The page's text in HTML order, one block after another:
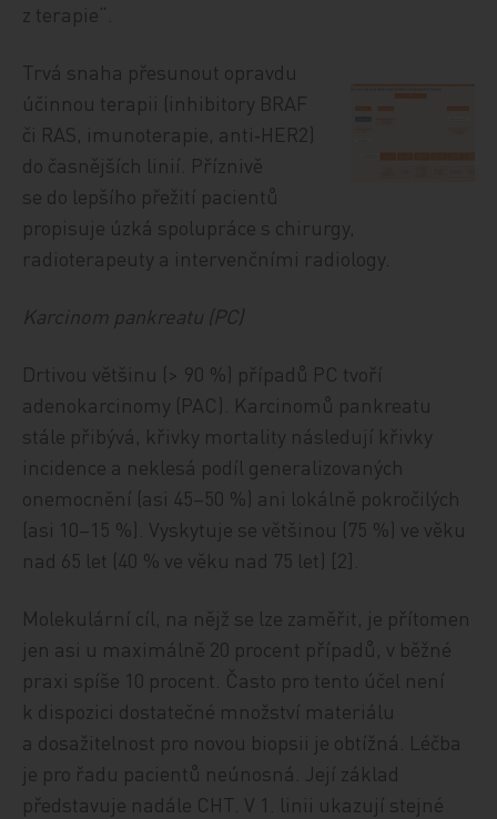
z terapie“.
Trvá snaha přesunout opravdu
účinnou terapii (inhibitory BRAF
či RAS, imunoterapie, anti‑HER2)
do časnějších linií. Příznivě
se do lepšího přežití pacientů
propisuje úzká spolupráce s chirurgy,
radioterapeuty a intervenčními radiology.
Karcinom pankreatu (PC)
Drtivou většinu (> 90 %) případů PC tvoří
adenokarcinomy (PAC). Karcinomů pankreatu
stále přibývá, křivky mortality následují křivky
incidence a neklesá podíl generalizovaných
onemocnění (asi 45–50 %) ani lokálně pokročilých
(asi 10–15 %). Vyskytuje se většinou (75 %) ve věku
nad 65 let (40 % ve věku nad 75 let) [2].
Molekulární cíl, na nějž se lze zaměřit, je přítomen
jen asi u maximálně 20 procent případů, v běžné
praxi spíše 10 procent. Často pro tento účel není
k dispozici dostatečné množství materiálu
a dosažitelnost pro novou biopsii je obtížná. Léčba
je pro řadu pacientů neúnosná. Její základ
představuje nadále CHT. V 1. linii ukazují stejné